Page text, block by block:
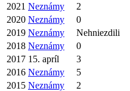
2021 Neznámy 2
2020 Neznámy 0
2019 Neznámy Nehniezdili
2018 Neznámy 0
2017 15. apríl 3
2016 Neznámy 5
2015 Neznámy 2